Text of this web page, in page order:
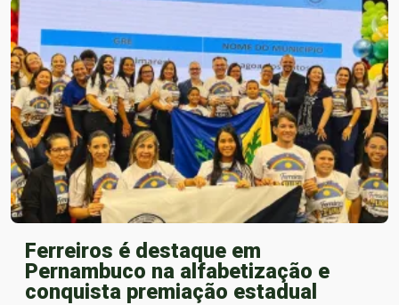
Ferreiros é destaque em
Pernambuco na alfabetização e
conquista premiação estadual